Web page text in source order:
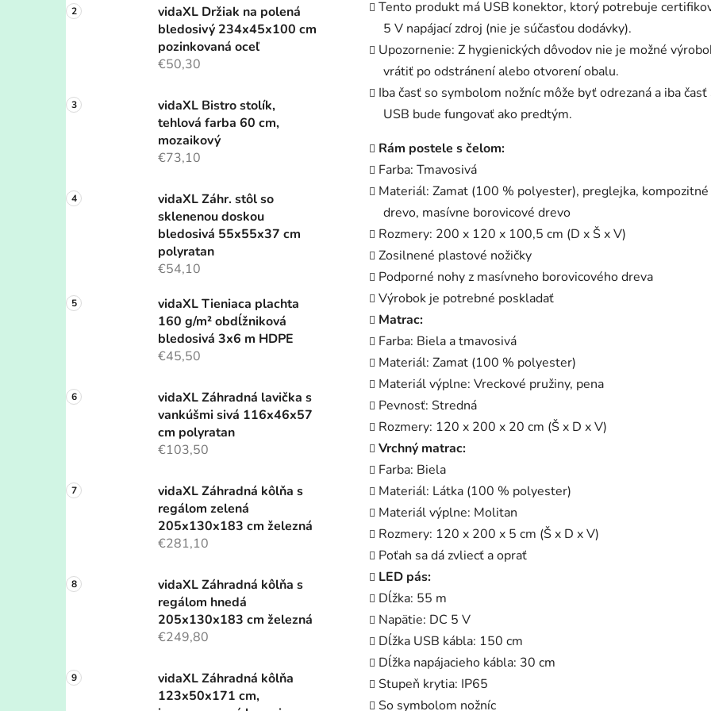
vidaXL Držiak na polená
bledosivý 234x45x100 cm
pozinkovaná oceľ
€50,30
vidaXL Bistro stolík,
tehlová farba 60 cm,
mozaikový
€73,10
vidaXL Záhr. stôl so
sklenenou doskou
bledosivá 55x55x37 cm
polyratan
€54,10
vidaXL Tieniaca plachta
160 g/m² obdĺžniková
bledosivá 3x6 m HDPE
€45,50
vidaXL Záhradná lavička s
vankúšmi sivá 116x46x57
cm polyratan
€103,50
vidaXL Záhradná kôlňa s
regálom zelená
205x130x183 cm železná
€281,10
vidaXL Záhradná kôlňa s
regálom hnedá
205x130x183 cm železná
€249,80
vidaXL Záhradná kôlňa
123x50x171 cm,
Tento produkt má USB konektor, ktorý potrebuje
5 V napájací zdroj (nie je súčasťou dodávky).
Upozornenie: Z hygienických dôvodov nie je možné
vrátiť po odstránení alebo otvorení obalu.
Iba časť so symbolom nožníc môže byť odrezaná a iba časť
USB bude fungovať ako predtým.
Rám postele s čelom:
Farba: Tmavosivá
Materiál: Zamat (100 % polyester), preglejka, kompozitné
drevo, masívne borovicové drevo
Rozmery: 200 x 120 x 100,5 cm (D x Š x V)
Zosilnené plastové nožičky
Podporné nohy z masívneho borovicového dreva
Výrobok je potrebné poskladať
Matrac:
Farba: Biela a tmavosivá
Materiál: Zamat (100 % polyester)
Materiál výplne: Vreckové pružiny, pena
Pevnosť: Stredná
Rozmery: 120 x 200 x 20 cm (Š x D x V)
Vrchný matrac:
Farba: Biela
Materiál: Látka (100 % polyester)
Materiál výplne: Molitan
Rozmery: 120 x 200 x 5 cm (Š x D x V)
Poťah sa dá zvliecť a oprať
LED pás:
Dĺžka: 55 m
Napätie: DC 5 V
Dĺžka USB kábla: 150 cm
Dĺžka napájacieho kábla: 30 cm
Stupeň krytia: IP65
So symbolom nožníc